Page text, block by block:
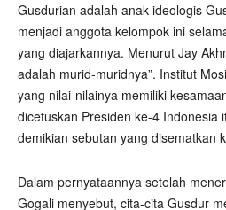
Gusdurian adalah anak ideologis
menjadi anggota kelompok ini
yang diajarkannya. Menurut Jay
adalah murid-muridnya”. Institut
yang nilai-nilainya memiliki
dicetuskan Presiden ke-4 Indonesia
demikian sebutan yang disematkan
Dalam pernyataannya setelah
Gogali menyebut, cita-cita Gusdur